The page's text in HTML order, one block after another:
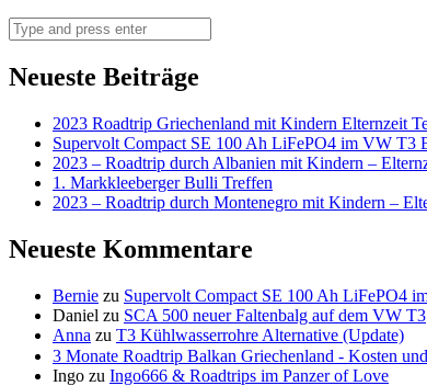
Search
Neueste Beiträge
2023 Roadtrip Griechenland mit Kindern Elternzeit
Supervolt Compact SE 100 Ah LiFePO4 im VW T3
2023 – Roadtrip durch Albanien mit Kindern –
1. Markkleeberger Bulli Treffen
2023 – Roadtrip durch Montenegro mit Kindern –
Neueste Kommentare
Bernie zu Supervolt Compact SE 100 Ah LiFePO4
Daniel zu SCA 500 neuer Faltenbalg auf dem VW T3
Anna zu T3 Kühlwasserrohre Alternative (Update)
3 Monate Roadtrip Balkan Griechenland - Kosten
Ingo zu Ingo666 & Roadtrips im Panzer of Love